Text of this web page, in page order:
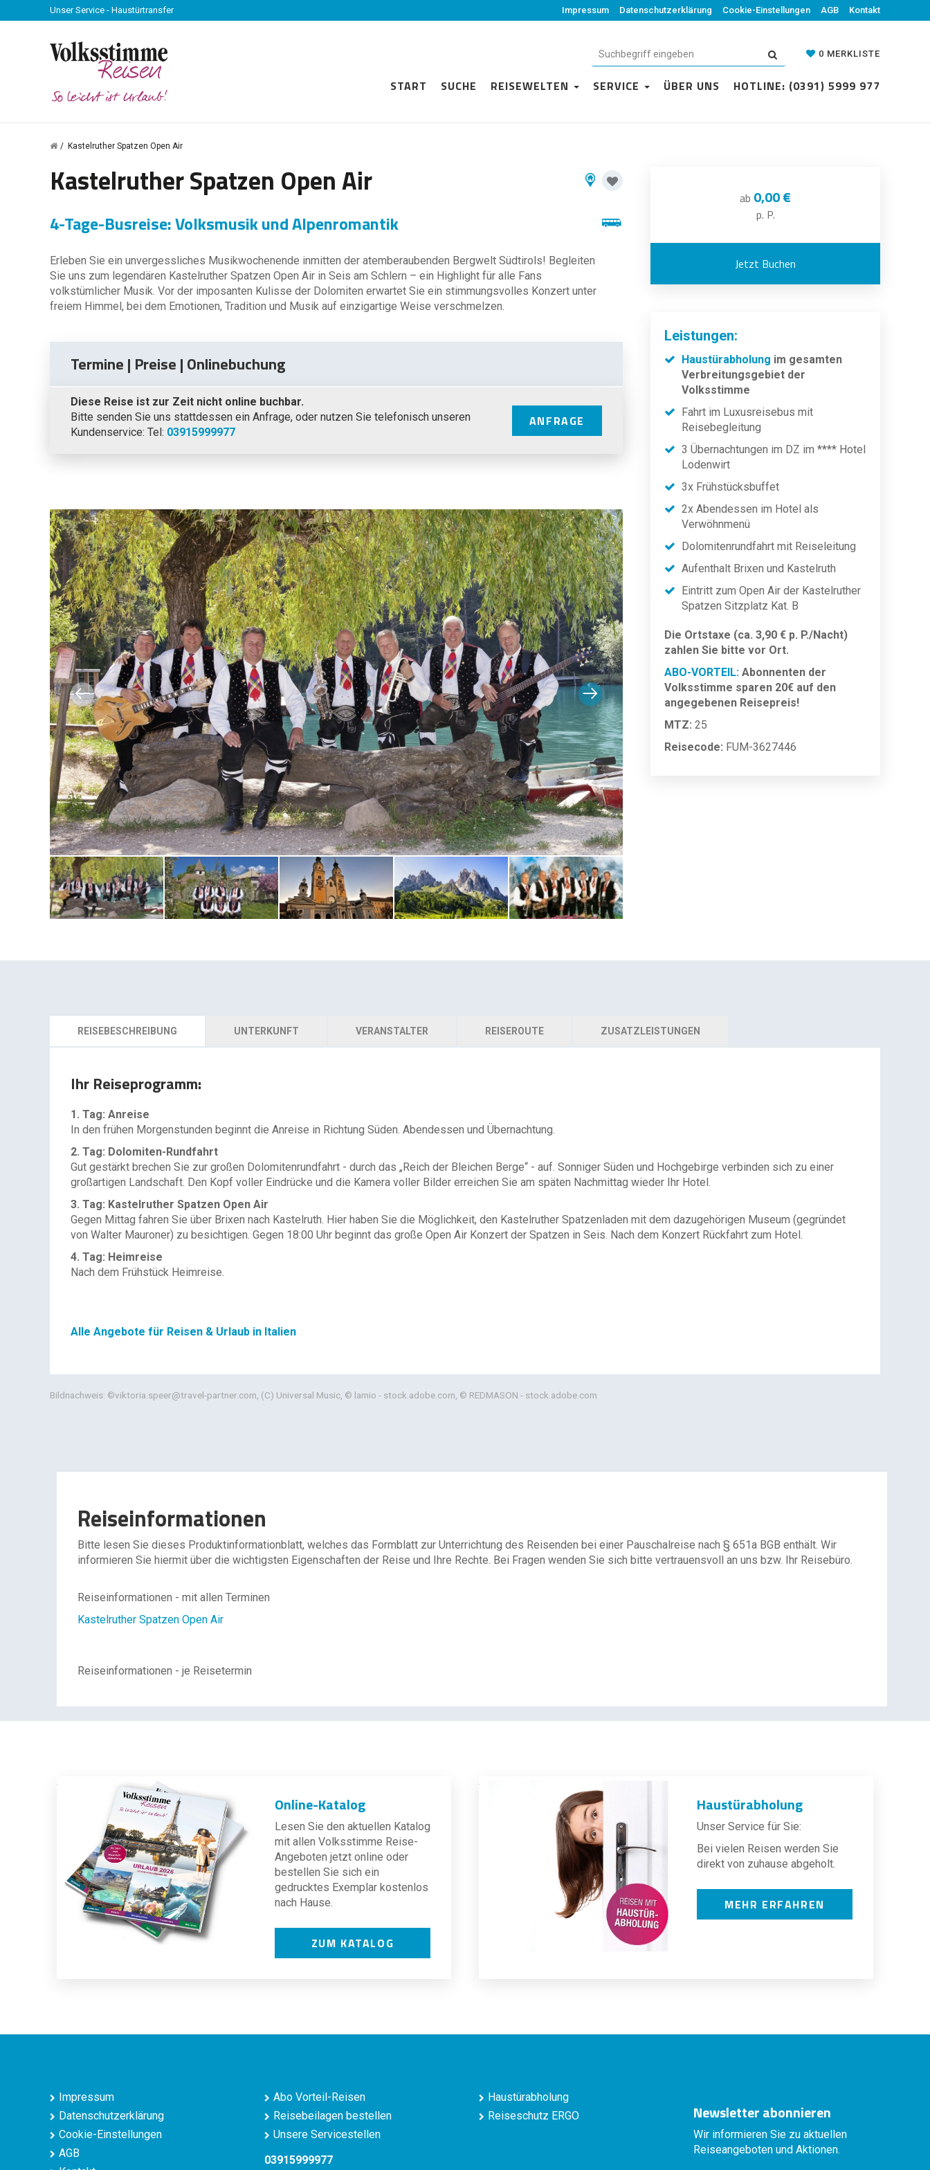
Unser Service - Haustürtransfer Impressum Datenschutzerklärung Cookie-Einstellungen AGB Kontakt
0 MERKLISTE
START SUCHE REISEWELTEN SERVICE ÜBER UNS HOTLINE: (0391) 5999 977
Kastelruther Spatzen Open Air
Kastelruther Spatzen Open Air
4-Tage-Busreise: Volksmusik und Alpenromantik
Erleben Sie ein unvergessliches Musikwochenende inmitten der atemberaubenden Bergwelt Südtirols! Begleiten
Sie uns zum legendären Kastelruther Spatzen Open Air in Seis am Schlern – ein Highlight für alle Fans
volkstümlicher Musik. Vor der imposanten Kulisse der Dolomiten erwartet Sie ein stimmungsvolles Konzert unter
freiem Himmel, bei dem Emotionen, Tradition und Musik auf einzigartige Weise verschmelzen.
Termine | Preise | Onlinebuchung
Diese Reise ist zur Zeit nicht online buchbar.
Bitte senden Sie uns stattdessen ein Anfrage, oder nutzen Sie telefonisch unseren
Kundenservice: Tel: 03915999977
ANFRAGE
ab 0,00 €
p. P.
Jetzt Buchen
Leistungen:
Haustürabholung im gesamten
Verbreitungsgebiet der
Volksstimme
Fahrt im Luxusreisebus mit
Reisebegleitung
3 Übernachtungen im DZ im **** Hotel
Lodenwirt
3x Frühstücksbuffet
2x Abendessen im Hotel als
Verwöhnmenü
Dolomitenrundfahrt mit Reiseleitung
Aufenthalt Brixen und Kastelruth
Eintritt zum Open Air der Kastelruther
Spatzen Sitzplatz Kat. B
Die Ortstaxe (ca. 3,90 € p. P./Nacht)
zahlen Sie bitte vor Ort.
ABO-VORTEIL: Abonnenten der
Volksstimme sparen 20€ auf den
angegebenen Reisepreis!
MTZ: 25
Reisecode: FUM-3627446
REISEBESCHREIBUNG UNTERKUNFT VERANSTALTER REISEROUTE ZUSATZLEISTUNGEN
Ihr Reiseprogramm:
1. Tag: Anreise
In den frühen Morgenstunden beginnt die Anreise in Richtung Süden. Abendessen und Übernachtung.
2. Tag: Dolomiten-Rundfahrt
Gut gestärkt brechen Sie zur großen Dolomitenrundfahrt - durch das „Reich der Bleichen Berge“ - auf. Sonniger Süden und Hochgebirge verbinden sich zu einer
großartigen Landschaft. Den Kopf voller Eindrücke und die Kamera voller Bilder erreichen Sie am späten Nachmittag wieder Ihr Hotel.
3. Tag: Kastelruther Spatzen Open Air
Gegen Mittag fahren Sie über Brixen nach Kastelruth. Hier haben Sie die Möglichkeit, den Kastelruther Spatzenladen mit dem dazugehörigen Museum (gegründet
von Walter Mauroner) zu besichtigen. Gegen 18:00 Uhr beginnt das große Open Air Konzert der Spatzen in Seis. Nach dem Konzert Rückfahrt zum Hotel.
4. Tag: Heimreise
Nach dem Frühstück Heimreise.
Alle Angebote für Reisen & Urlaub in Italien
Bildnachweis: ©viktoria.speer@travel-partner.com, (C) Universal Music, © lamio - stock.adobe.com, © REDMASON - stock.adobe.com
Reiseinformationen
Bitte lesen Sie dieses Produktinformationblatt, welches das Formblatt zur Unterrichtung des Reisenden bei einer Pauschalreise nach § 651a BGB enthält. Wir
informieren Sie hiermit über die wichtigsten Eigenschaften der Reise und Ihre Rechte. Bei Fragen wenden Sie sich bitte vertrauensvoll an uns bzw. Ihr Reisebüro.
Reiseinformationen - mit allen Terminen
Kastelruther Spatzen Open Air
Reiseinformationen - je Reisetermin
Online-Katalog
Lesen Sie den aktuellen Katalog
mit allen Volksstimme Reise-
Angeboten jetzt online oder
bestellen Sie sich ein
gedrucktes Exemplar kostenlos
nach Hause.
ZUM KATALOG
Haustürabholung
Unser Service für Sie:
Bei vielen Reisen werden Sie
direkt von zuhause abgeholt.
MEHR ERFAHREN
Impressum
Datenschutzerklärung
Cookie-Einstellungen
AGB
Abo Vorteil-Reisen
Reisebeilagen bestellen
Unsere Servicestellen
03915999977
Haustürabholung
Reiseschutz ERGO
Newsletter abonnieren
Wir informieren Sie zu aktuellen
Reiseangeboten und Aktionen.